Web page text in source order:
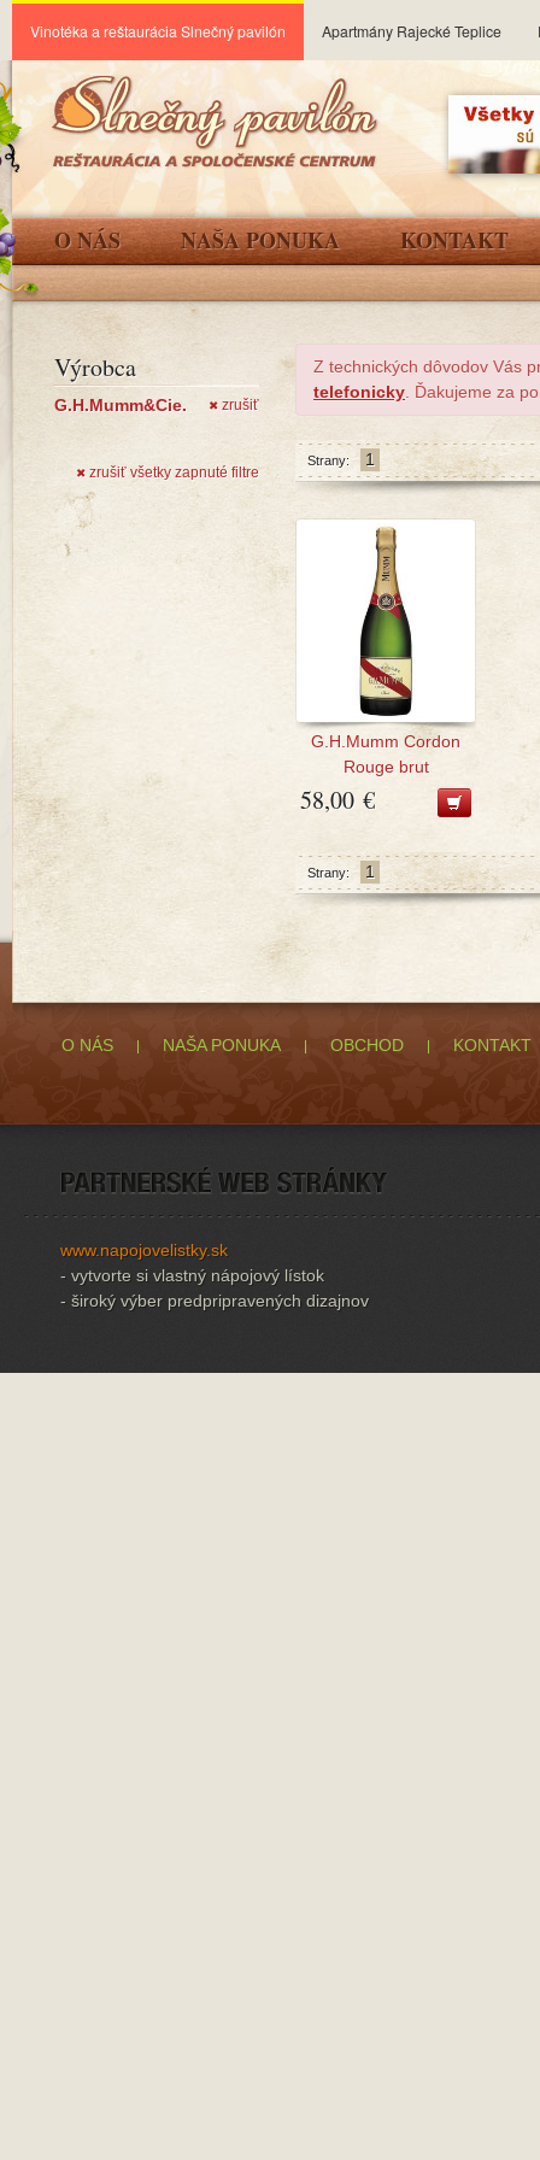
Vinotéka a reštaurácia Slnečný pavilón Apartmány Rajecké Teplice
O NÁS NAŠA PONUKA KONTAKT
Výrobca
G.H.Mumm&Cie. ✖ zrušiť
✖ zrušiť všetky zapnuté filtre
Z technických dôvodov Vás
telefonicky . Ďakujeme za
Strany: 1
G.H.Mumm Cordon
Rouge brut
58,00 €
Strany: 1
O NÁS NAŠA PONUKA OBCHOD KONTAKT
www.napojovelistky.sk
- vytvorte si vlastný nápojový lístok
- široký výber predpripravených dizajnov